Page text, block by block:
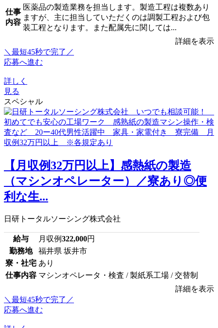
仕事
内容
医薬品の製造業務を担当します。製造工程は複数あり
ますが、主に担当していただくのは調製工程および包
装工程となります。また配属先に関しては...
詳細を表示
＼最短45秒で完了／
応募へ進む
詳しく
見る
スペシャル
【月収例32万円以上】感熱紙の製造
（マシンオペレーター）／寮あり◎便
利な生...
日研トータルソーシング株式会社
給与 月収例322,000円
勤務地
福井県 坂井市
寮・社宅 あり
仕事内容 マシンオペレータ・検査 / 製紙系工場 / 交替制
詳細を表示
＼最短45秒で完了／
応募へ進む